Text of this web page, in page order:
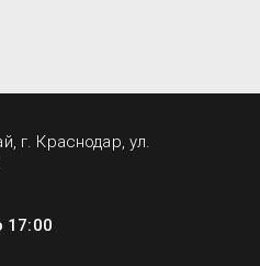
г. Краснодар, ул.
17:00